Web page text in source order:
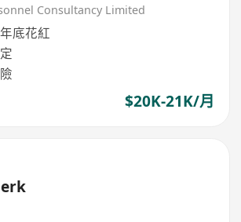
Consultancy Limited
底花紅
$20K-21K/月